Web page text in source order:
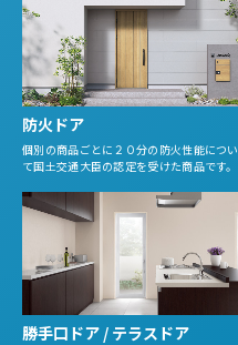
防火ドア
個別の商品ごとに２０分の防火性能につい
て国土交通大臣の認定を受けた商品です。
勝手口ドア / テラスドア